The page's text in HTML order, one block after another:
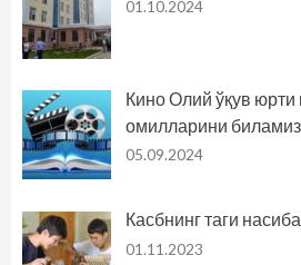
01.10.2024
Кино Олий ўқув
омилларини
05.09.2024
Касбнинг таги насиба
01.11.2023